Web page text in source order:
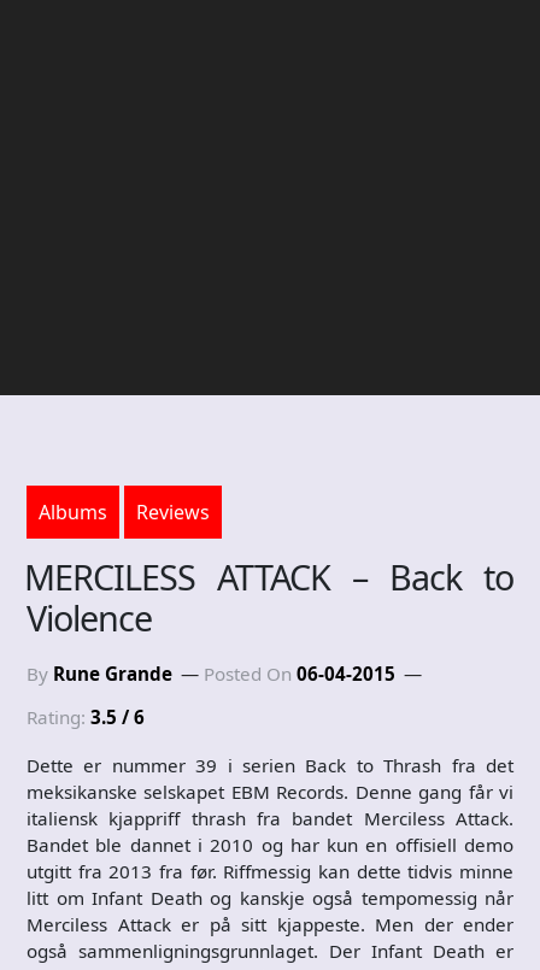
Albums Reviews
MERCILESS ATTACK – Back to
Violence
By Rune Grande Posted On 06-04-2015
Rating: 3.5 / 6
Dette er nummer 39 i serien Back to Thrash fra det
meksikanske selskapet EBM Records. Denne gang får vi
italiensk kjappriff thrash fra bandet Merciless Attack.
Bandet ble dannet i 2010 og har kun en offisiell demo
utgitt fra 2013 fra før. Riffmessig kan dette tidvis minne
litt om Infant Death og kanskje også tempomessig når
Merciless Attack er på sitt kjappeste. Men der ender
også sammenligningsgrunnlaget. Der Infant Death er